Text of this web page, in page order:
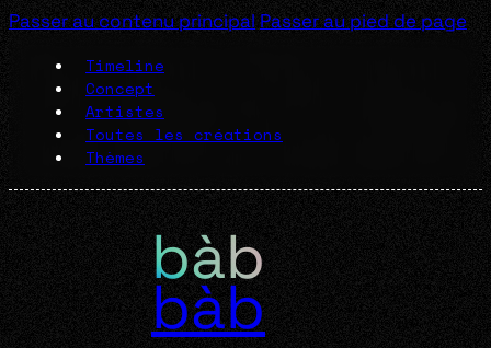
Passer au contenu principal Passer au pied de page
Timeline
Concept
Artistes
Toutes les créations
Thèmes
bàb